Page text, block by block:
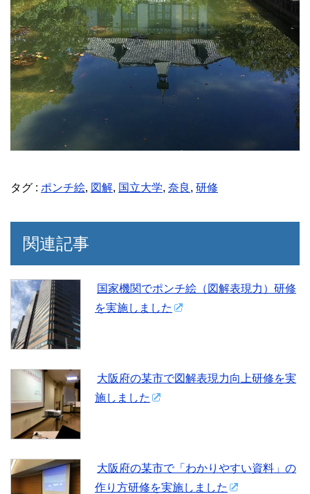
タグ : ポンチ絵, 図解, 国立大学, 奈良 , 研修
関連記事
国家機関でポンチ絵（図解表現力）研修
を実施しました
大阪府の某市で図解表現力向上研修を実
施しました
大阪府の某市で「わかりやすい資料」の
作り方研修を実施しました